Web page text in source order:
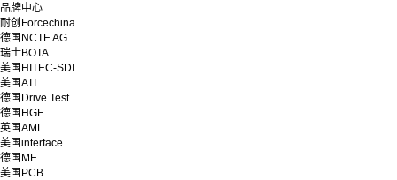
品牌中心
耐创Forcechina
德国NCTE AG
瑞士BOTA
美国HITEC-SDI
美国ATI
德国Drive Test
德国HGE
英国AML
美国interface
德国ME
美国PCB